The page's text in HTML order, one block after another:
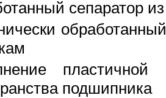
сепаратор
подшипника